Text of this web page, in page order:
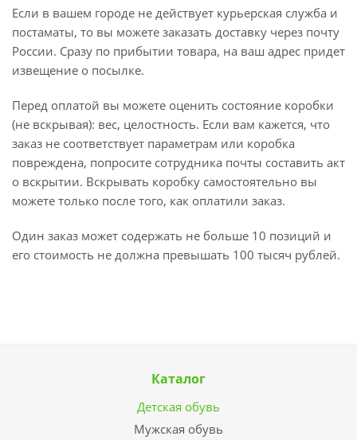
Если в вашем городе не действует курьерская служба и
постаматы, то вы можете заказать доставку через почту
России. Сразу по прибытии товара, на ваш адрес придет
извещение о посылке.
Перед оплатой вы можете оценить состояние коробки
(не вскрывая): вес, целостность. Если вам кажется, что
заказ не соответствует параметрам или коробка
повреждена, попросите сотрудника почты составить акт
о вскрытии. Вскрывать коробку самостоятельно вы
можете только после того, как оплатили заказ.
Один заказ может содержать не больше 10 позиций и
его стоимость не должна превышать 100 тысяч рублей.
Каталог
Детская обувь
Мужская обувь